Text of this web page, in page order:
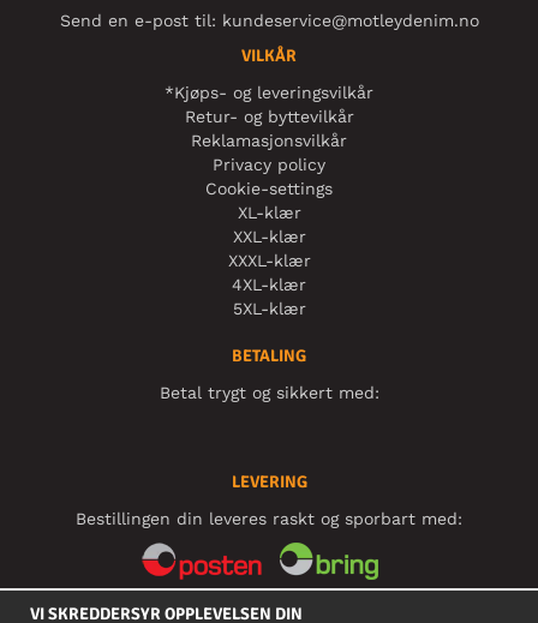
Send en e-post til: kundeservice@motleydenim.no
VILKÅR
*Kjøps- og leveringsvilkår
Retur- og byttevilkår
Reklamasjonsvilkår
Privacy policy
Cookie-settings
XL-klær
XXL-klær
XXXL-klær
4XL-klær
5XL-klær
BETALING
Betal trygt og sikkert med:
LEVERING
Bestillingen din leveres raskt og sporbart med:
VI SKREDDERSYR OPPLEVELSEN DIN